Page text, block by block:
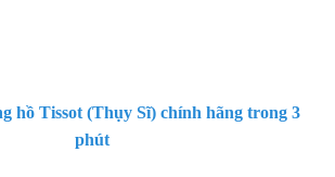
hồ Tissot (Thụy Sĩ) chính hãng trong 3
phút